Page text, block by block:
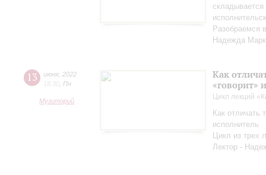
Разобраемся
Надежда
13 июня 2022
18:30 Пн
Музиторий
Как
«говорит»
Цикл лекций
Как отличать
исполнитель
Цикл из трех
Лектор -